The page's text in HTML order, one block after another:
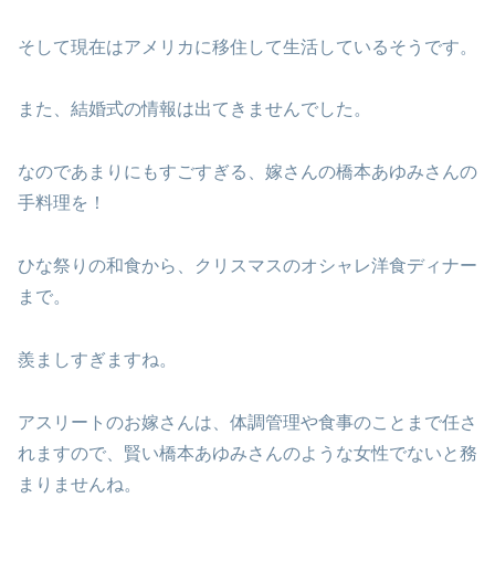
そして現在はアメリカに移住して生活しているそうです。
また、結婚式の情報は出てきませんでした。
なのであまりにもすごすぎる、嫁さんの橋本あゆみさんの
手料理を！
ひな祭りの和食から、クリスマスのオシャレ洋食ディナー
まで。
羨ましすぎますね。
アスリートのお嫁さんは、体調管理や食事のことまで任さ
れますので、賢い橋本あゆみさんのような女性でないと務
まりませんね。